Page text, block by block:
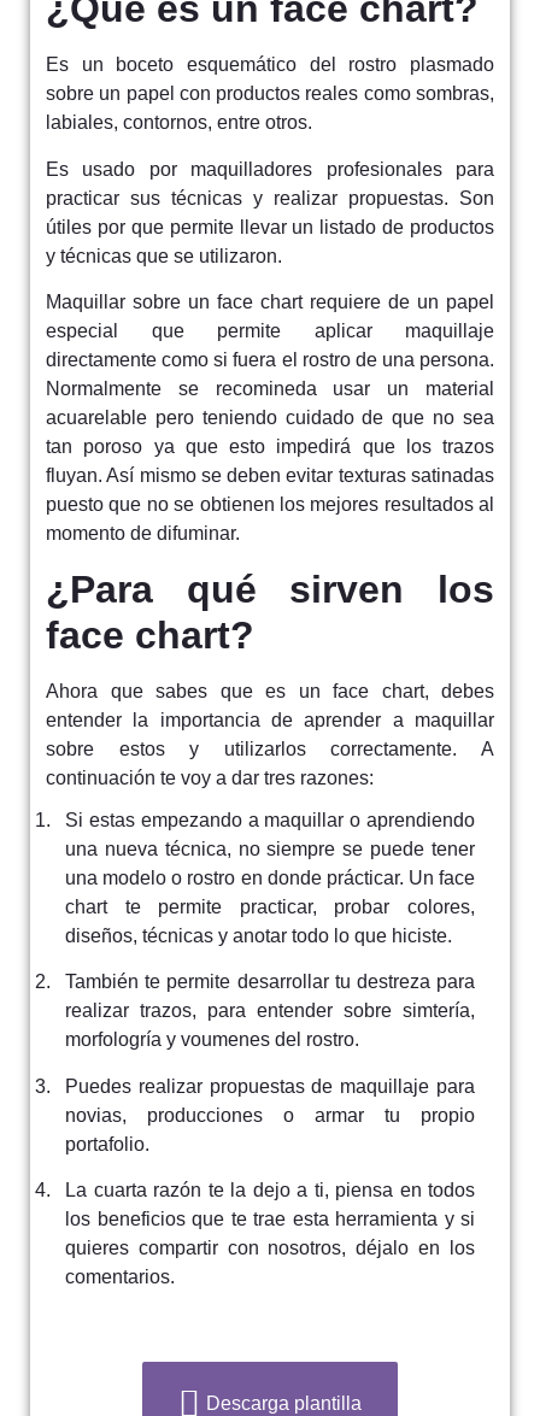
¿Qúe es un face chart?
Es un boceto esquemático del rostro plasmado
sobre un papel con productos reales como sombras,
labiales, contornos, entre otros.
Es usado por maquilladores profesionales para
practicar sus técnicas y realizar propuestas. Son
útiles por que permite llevar un listado de productos
y técnicas que se utilizaron.
Maquillar sobre un face chart requiere de un papel
especial que permite aplicar maquillaje
directamente como si fuera el rostro de una persona.
Normalmente se recomineda usar un material
acuarelable pero teniendo cuidado de que no sea
tan poroso ya que esto impedirá que los trazos
fluyan. Así mismo se deben evitar texturas satinadas
puesto que no se obtienen los mejores resultados al
momento de difuminar.
¿Para qué sirven los
face chart?
Ahora que sabes que es un face chart, debes
entender la importancia de aprender a maquillar
sobre estos y utilizarlos correctamente. A
continuación te voy a dar tres razones:
Si estas empezando a maquillar o aprendiendo
una nueva técnica, no siempre se puede tener
una modelo o rostro en donde prácticar. Un face
chart te permite practicar, probar colores,
diseños, técnicas y anotar todo lo que hiciste.
También te permite desarrollar tu destreza para
realizar trazos, para entender sobre simtería,
morfologría y voumenes del rostro.
Puedes realizar propuestas de maquillaje para
novias, producciones o armar tu propio
portafolio.
La cuarta razón te la dejo a ti, piensa en todos
los beneficios que te trae esta herramienta y si
quieres compartir con nosotros, déjalo en los
comentarios.
Descarga plantilla